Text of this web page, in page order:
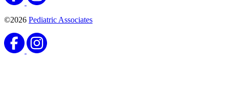
©2026 Pediatric Associates